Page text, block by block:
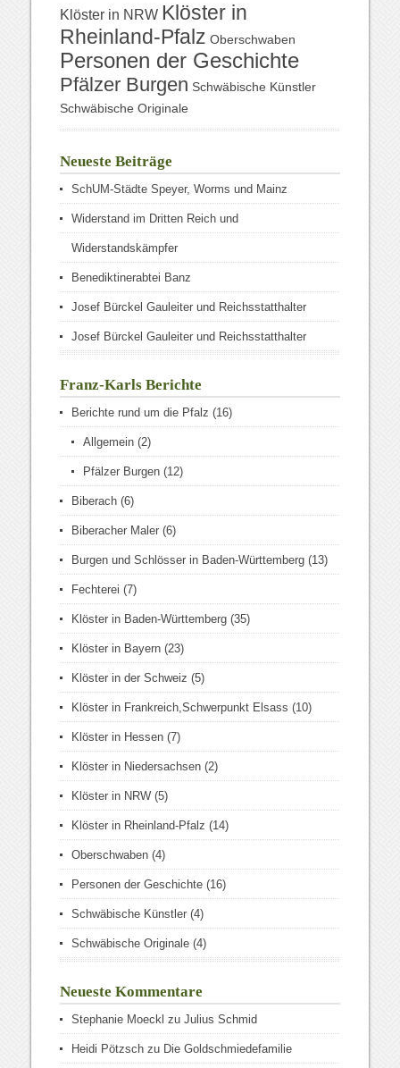
Klöster in NRW Klöster in
Rheinland-Pfalz Oberschwaben
Personen der Geschichte
Pfälzer Burgen Schwäbische Künstler
Schwäbische Originale
Neueste Beiträge
SchUM-Städte Speyer, Worms und Mainz
Widerstand im Dritten Reich und
Widerstandskämpfer
Benediktinerabtei Banz
Josef Bürckel Gauleiter und Reichsstatthalter
Josef Bürckel Gauleiter und Reichsstatthalter
Franz-Karls Berichte
Berichte rund um die Pfalz (16)
Allgemein (2)
Pfälzer Burgen (12)
Biberach (6)
Biberacher Maler (6)
Burgen und Schlösser in Baden-Württemberg (13)
Fechterei (7)
Klöster in Baden-Württemberg (35)
Klöster in Bayern (23)
Klöster in der Schweiz (5)
Klöster in Frankreich,Schwerpunkt Elsass (10)
Klöster in Hessen (7)
Klöster in Niedersachsen (2)
Klöster in NRW (5)
Klöster in Rheinland-Pfalz (14)
Oberschwaben (4)
Personen der Geschichte (16)
Schwäbische Künstler (4)
Schwäbische Originale (4)
Neueste Kommentare
Stephanie Moeckl zuJulius Schmid
Heidi Pötzsch zu Die Goldschmiedefamilie